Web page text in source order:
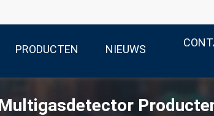
PRODUCTEN NIEUWS